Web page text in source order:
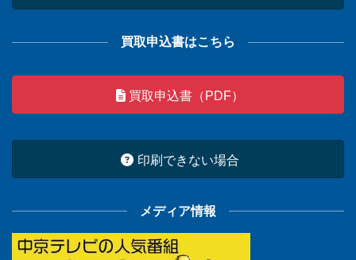
買取申込書はこちら
買取申込書（PDF）
印刷できない場合
メディア情報